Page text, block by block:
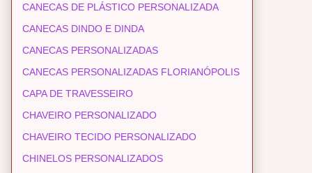
CANECAS DE PLÁSTICO PERSONALIZADA
CANECAS DINDO E DINDA
CANECAS PERSONALIZADAS
CANECAS PERSONALIZADAS FLORIANÓPOLIS
CAPA DE TRAVESSEIRO
CHAVEIRO PERSONALIZADO
CHAVEIRO TECIDO PERSONALIZADO
CHINELOS PERSONALIZADOS